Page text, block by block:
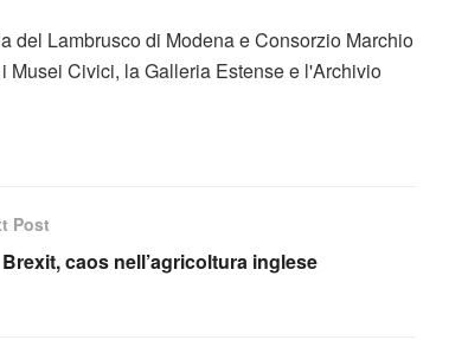
del Lambrusco di Modena e Consorzio Marchio
Civici, la Galleria Estense e l'Archivio
Post
Brexit, caos nell’agricoltura inglese